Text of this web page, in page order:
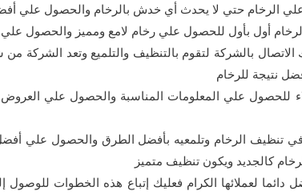
علي الرخام حتي لا يحدث أي خدش بالرخام والحصول علي
أول بأول للحصول علي رخام لامع ومميز والحصول
بالشركة لتقوم بالتنظيف والتلميع وتعد الشركة
نتيجة للرخام
للحصول علي المعلومات المناسبة والحصول علي
في تنظيف الرخام وتلمعيه بأفضل الطرق والحصول علي
كالجديد ويكون تنظيف متميز
دائما لعملائها الكرام فعليك إتباع هذه الخطوات للوصول